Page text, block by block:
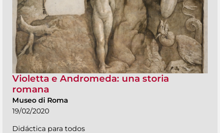
Violetta e Andromeda: una storia
romana
Museo di Roma
19/02/2020
Didáctica para todos